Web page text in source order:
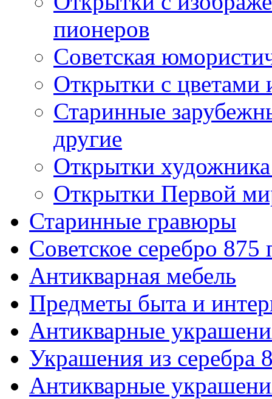
пионеров
Советская
Открытки с цветами
Старинные
другие
Открытки
Открытки Первой
Старинные гравюры
Советское серебро
Антикварная мебель
Предметы быта и
Антикварные
Украшения из серебра
Антикварные